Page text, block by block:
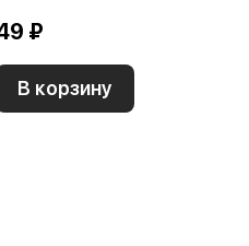
₽
В корзину